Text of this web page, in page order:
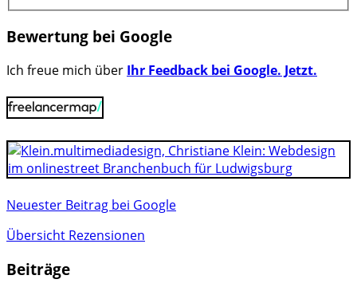
Bewertung bei Google
Ich freue mich über Ihr Feedback bei Google. Jetzt.
Neuester Beitrag bei Google
Übersicht Rezensionen
Beiträge